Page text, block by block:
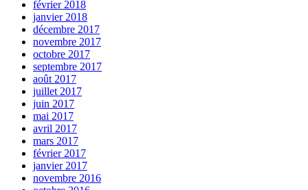
février 2018
janvier 2018
décembre 2017
novembre 2017
octobre 2017
septembre 2017
août 2017
juillet 2017
juin 2017
mai 2017
avril 2017
mars 2017
février 2017
janvier 2017
novembre 2016